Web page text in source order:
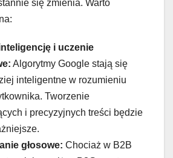
się zmienia. Warto
i uczenie
Algorytmy Google stają się
inteligentne w rozumieniu
Tworzenie
i precyzyjnych treści będzie
głosowe: Chociaż w B2B